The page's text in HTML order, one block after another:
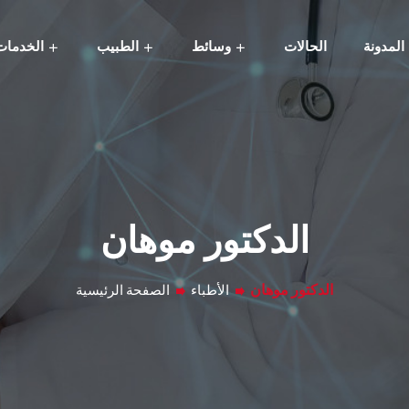
الخدمات الطبيب وسائط الحالات المدونة
الدكتور موهان
الصفحة الرئيسية الأطباء الدكتور موهان